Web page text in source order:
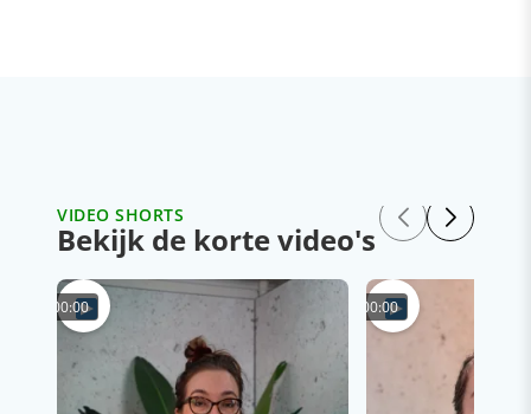
VIDEO SHORTS
Bekijk de korte video's
00:00 00:00